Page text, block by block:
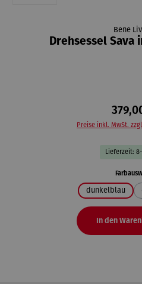
Bene
Drehsessel Sava
Preise inkl. MwSt.
Lieferzeit:
dunkelblau
In den